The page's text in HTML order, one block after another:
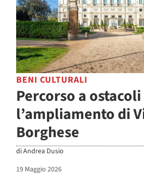
BENI CULTURALI
Percorso a
l’ampliamento di
Borghese
diAndrea Dusio
19 Maggio 2026